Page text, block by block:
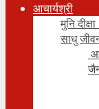
आचार्यश्री
मुनि
साधु